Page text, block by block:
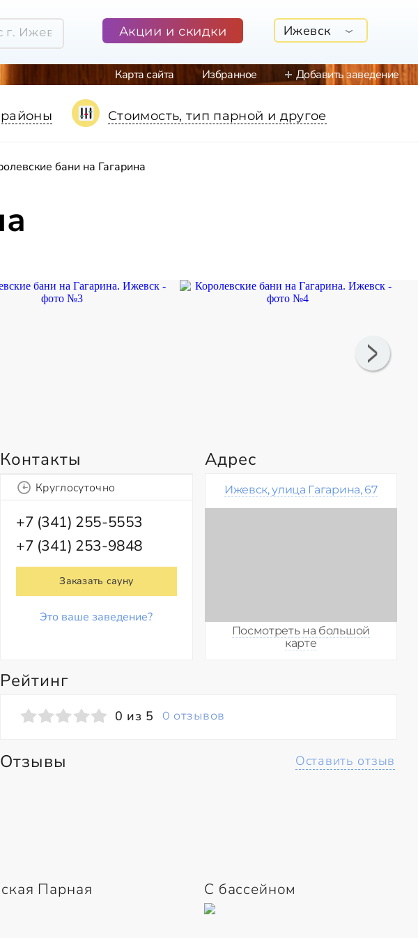
Акции и скидки Ижевск
Карта сайта Избранное Добавить заведение
Стоимость, тип парной и другое
бани на Гагарина
Контакты
Круглосуточно
+7 (341) 255-5553
+7 (341) 253-9848
Заказать сауну
Это ваше заведение?
Адрес
Ижевск, улица Гагарина, 67
Посмотреть на большой
карте
Рейтинг
0 из 5 0 отзывов
Отзывы Оставить отзыв
Парная С бассейном